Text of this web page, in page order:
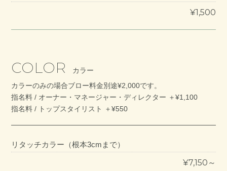
¥1,500
COLOR
カラー
カラーのみの場合ブロー料金別途¥2,000です。
指名料 / オーナー・マネージャー・ディレクター ＋¥1,100
指名料 / トップスタイリスト ＋¥550
リタッチカラー（根本3cmまで）
¥7,150～